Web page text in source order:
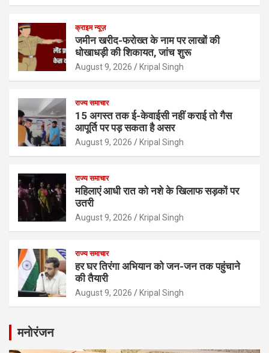
क्राइम न्यूज़
जमीन खरीद-फरोख्त के नाम पर लाखों की
धोखाधड़ी की शिकायत, जांच शुरू
August 9, 2026 Kripal Singh
राज्य समाचार
15 अगस्त तक ई-केवाईसी नहीं कराई तो गैस
आपूर्ति पर पड़ सकता है असर
August 9, 2026 Kripal Singh
राज्य समाचार
महिलाएं आधी रात को नशे के खिलाफ सड़कों पर
उतरी
August 9, 2026 Kripal Singh
राज्य समाचार
हर घर तिरंगा अभियान को जन-जन तक पहुंचाने
की तैयारी
August 9, 2026 Kripal Singh
मनोरंजन